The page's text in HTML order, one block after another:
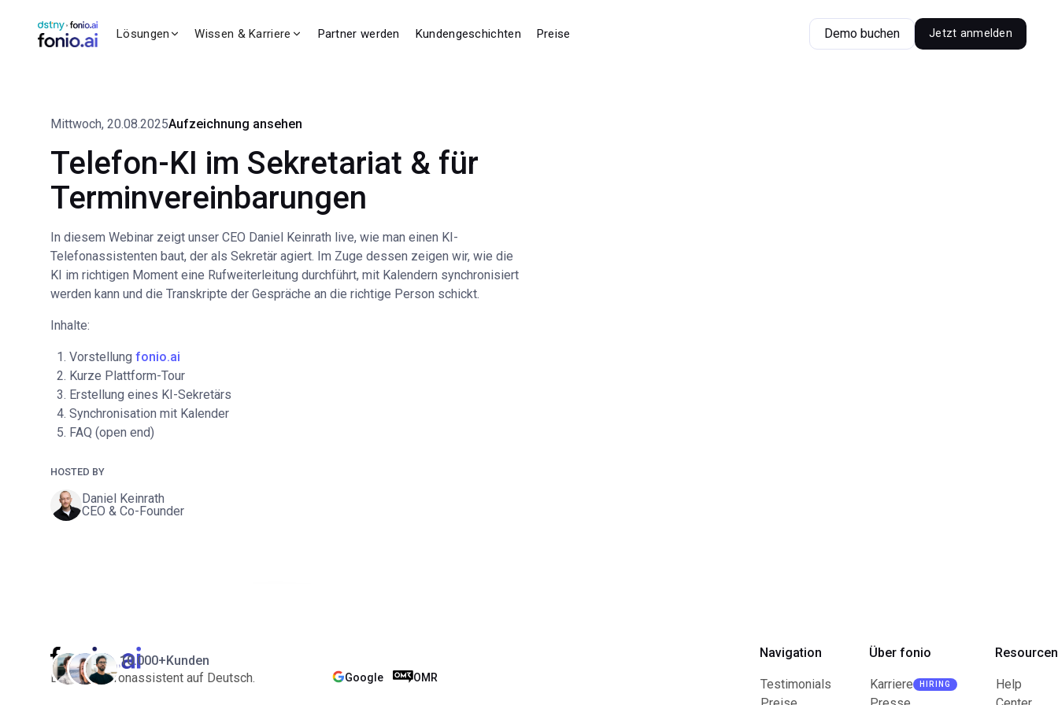
Lösungen Wissen & Karriere Partner werden Kundengeschichten Preise Demo buchen Jetzt anmelden
Mittwoch, 20.08.2025Aufzeichnung ansehen
Telefon-KI im Sekretariat & für
Terminvereinbarungen
In diesem Webinar zeigt unser CEO Daniel Keinrath live, wie man einen KI-
Telefonassistenten baut, der als Sekretär agiert. Im Zuge dessen zeigen wir, wie die
KI im richtigen Moment eine Rufweiterleitung durchführt, mit Kalendern synchronisiert
werden kann und die Transkripte der Gespräche an die richtige Person schickt.
Inhalte:
Vorstellung fonio.ai
Kurze Plattform-Tour
Erstellung eines KI-Sekretärs
Synchronisation mit Kalender
FAQ (open end)
HOSTED BY
Daniel Keinrath
CEO & Co-Founder
Der KI-Telefonassistent auf Deutsch.
Navigation
Testimonials
Über fonio
Karriere HIRING
Resourcen
Help
10.000+Kunden
Google OMR